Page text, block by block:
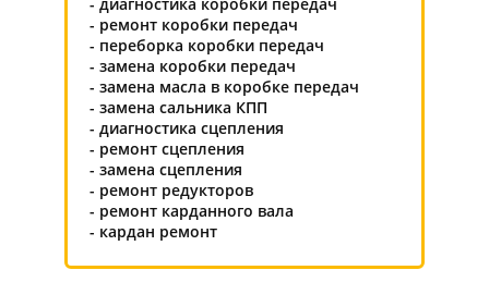
- ремонт коробки передач
- переборка коробки передач
- замена коробки передач
- замена масла в коробке передач
- замена сальника КПП
- диагностика сцепления
- ремонт сцепления
- замена сцепления
- ремонт редукторов
- ремонт карданного вала
- кардан ремонт